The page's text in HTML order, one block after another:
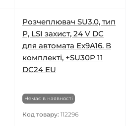
Розчеплювач SU3.0, тип
Р, LSI захист, 24 V DC
для автомата Ex9A16. В
комплекті, +SU30P 11
DC24 EU
Немає в наявності
Код товару: 112296